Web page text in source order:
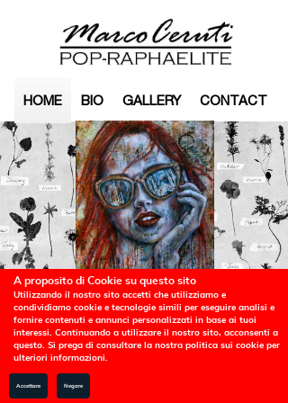
HOME BIO GALLERY CONTACT
A proposito di Cookie su questo sito
Utilizzando il nostro sito accetti che utilizziamo e
condividiamo cookie e tecnologie simili per eseguire analisi e
fornire contenuti e annunci personalizzati in base ai tuoi
interessi. Continuando a utilizzare il nostro sito, acconsenti a
questo. Si prega di consultare la nostra politica sui cookie per
ulteriori informazioni.
Accettare Negare